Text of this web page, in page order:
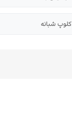
کلوپ شبانه